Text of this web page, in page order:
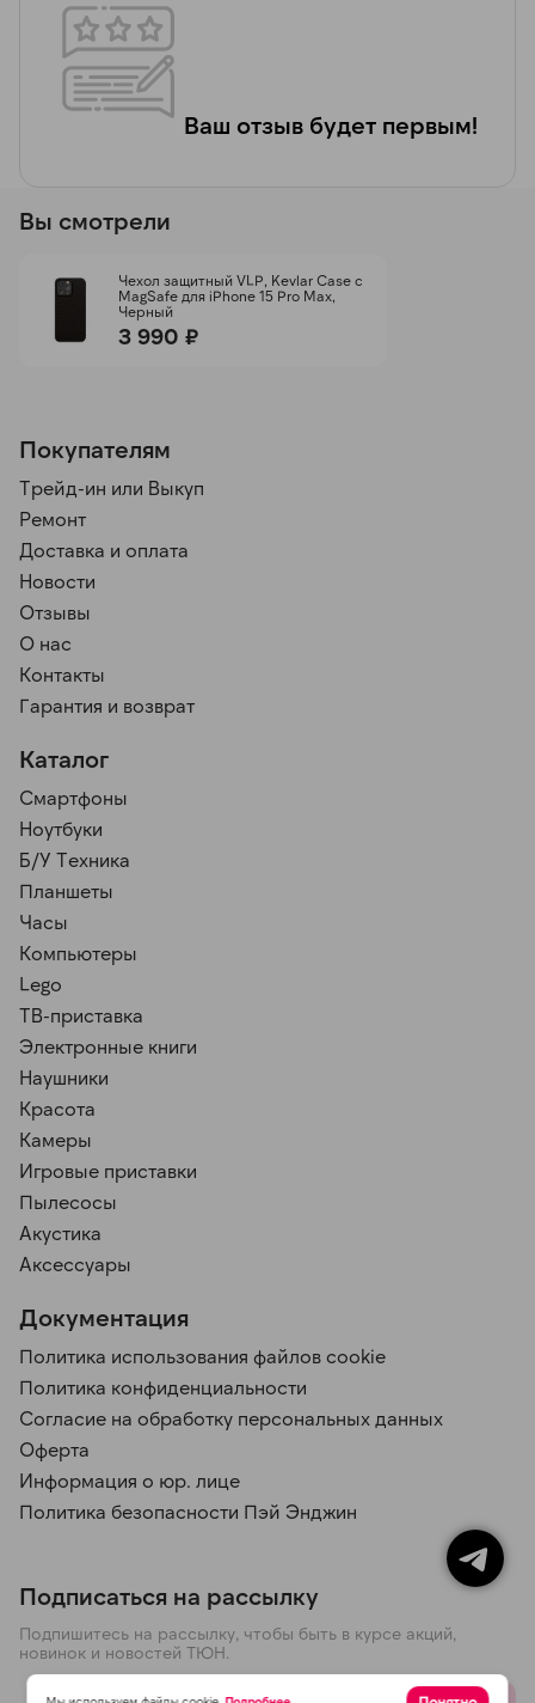
Ваш отзыв будет первым!
Вы смотрели
Чехол защитный VLP, Kevlar Case с
MagSafe для iPhone 15 Pro Max,
Черный
3 990 ₽
Покупателям
Трейд-ин или Выкуп
Ремонт
Доставка и оплата
Новости
Отзывы
О нас
Контакты
Гарантия и возврат
Каталог
Смартфоны
Ноутбуки
Б/У Техника
Планшеты
Часы
Компьютеры
Lego
ТВ-приставка
Электронные книги
Наушники
Красота
Камеры
Игровые приставки
Пылесосы
Акустика
Аксессуары
Документация
Политика использования файлов cookie
Политика конфиденциальности
Согласие на обработку персональных данных
Оферта
Информация о юр. лице
Политика безопасности Пэй Энджин
Подписаться на рассылку
Подпишитесь на рассылку, чтобы быть в курсе акций,
новинок и новостей ТЮН.